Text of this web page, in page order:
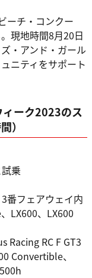
ーチ・コンクー
現地時間8月20日
・アンド・ガール
ニティをサポート
ーク2023のス
）
乗
番フェアウェイ内
LX600、LX600
、
Racing RC F GT3
Convertible、